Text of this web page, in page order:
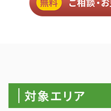
対象エリア